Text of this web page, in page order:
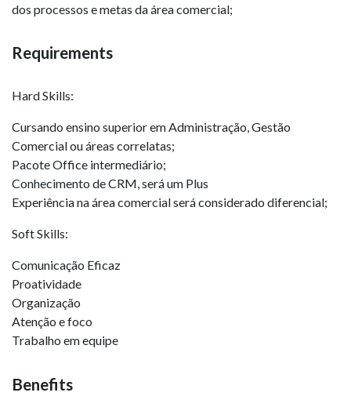
dos processos e metas da área comercial;
Requirements
Hard Skills:
Cursando ensino superior em Administração, Gestão
Comercial ou áreas correlatas;
Pacote Office intermediário;
Conhecimento de CRM, será um Plus
Experiência na área comercial será considerado diferencial;
Soft Skills:
Comunicação Eficaz
Proatividade
Organização
Atenção e foco
Trabalho em equipe
Benefits